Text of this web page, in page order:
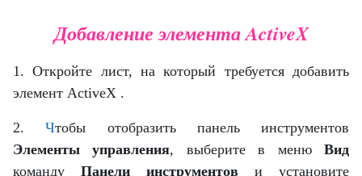
Добавление элемента ActiveX
1. Откройте лист, на который требуется добавить
элемент ActiveX .
2.Чтобы отобразить панель инструментов
Элементы управления, выберите в менюВид
команду Панели инструментов и установите